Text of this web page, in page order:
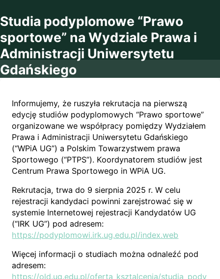
Studia podyplomowe “Prawo
sportowe” na Wydziale Prawa i
Administracji Uniwersytetu
Gdańskiego
Informujemy, że ruszyła rekrutacja na pierwszą
edycję studiów podyplomowych “Prawo sportowe”
organizowane we współpracy pomiędzy Wydziałem
Prawa i Administracji Uniwersytetu Gdańskiego
(“WPiA UG”) a Polskim Towarzystwem prawa
Sportowego (“PTPS”). Koordynatorem studiów jest
Centrum Prawa Sportowego in WPiA UG.
Rekrutacja, trwa do 9 sierpnia 2025 r. W celu
rejestracji kandydaci powinni zarejstrować się w
systemie Internetowej rejestracji Kandydatów UG
(“IRK UG”) pod adresem:
https://podyplomowi.irk.ug.edu.pl/index.web
Więcej informacji o studiach można odnaleźć pod
adresem:
https://old.ug.edu.pl/oferta_ksztalcenia/studia_pody